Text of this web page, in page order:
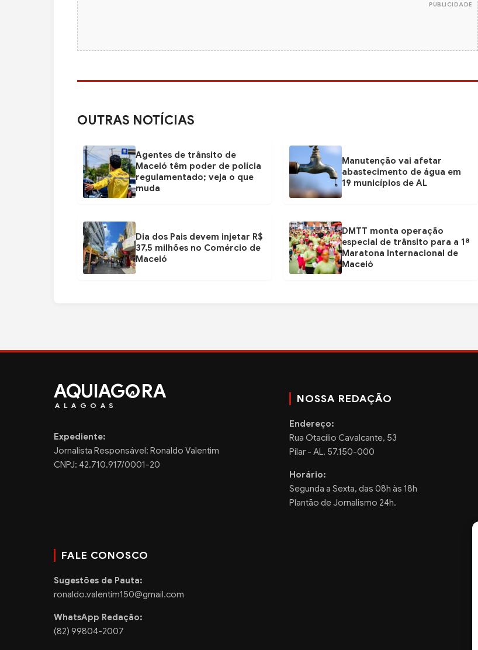
PUBLICIDADE
OUTRAS NOTÍCIAS
Agentes de trânsito de
Maceió têm poder de polícia
regulamentado; veja o que
muda
Manutenção vai afetar
abastecimento de água em
19 municípios de AL
Dia dos Pais devem injetar R$
37,5 milhões no Comércio de
Maceió
DMTT monta operação
especial de trânsito para a 1ª
Maratona Internacional de
Maceió
AQUIAG RA
ALAGOAS
Expediente:
Jornalista Responsável: Ronaldo Valentim
CNPJ: 42.710.917/0001-20
NOSSA REDAÇÃO
Endereço:
Rua Otacilio Cavalcante, 53
Pilar - AL, 57.150-000
Horário:
Segunda a Sexta, das 08h às 18h
Plantão de Jornalismo 24h.
FALE CONOSCO
Sugestões de Pauta:
ronaldo.valentim150@gmail.com
WhatsApp Redação:
(82) 99804-2007